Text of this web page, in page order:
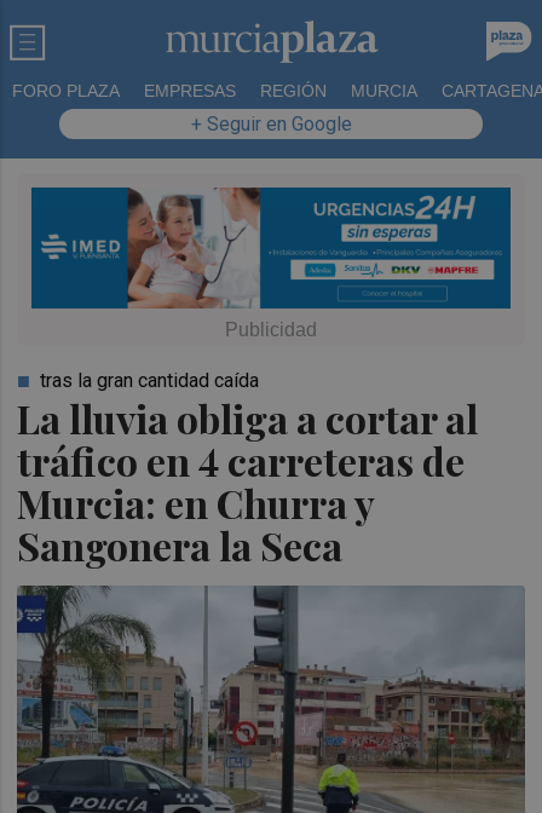
FORO PLAZA EMPRESAS REGIÓN MURCIA
+ Seguir en Google
La lluvia obliga a cortar al
tráfico en 4 carreteras de
Murcia: en Churra y
Sangonera la Seca
tras la gran cantidad caída